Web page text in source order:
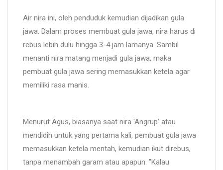
Air nira ini, oleh penduduk kemudian dijadikan gula
jawa. Dalam proses membuat gula jawa, nira harus di
rebus lebih dulu hingga 3-4 jam lamanya. Sambil
menanti nira matang menjadi gula jawa, maka
pembuat gula jawa sering memasukkan ketela agar
memiliki rasa manis.
Menurut Agus, biasanya saat nira 'Angrup' atau
mendidih untuk yang pertama kali, pembuat gula jawa
memasukkan ketela mentah, kemudian ikut direbus,
tanpa menambah garam atau apapun. "Kalau